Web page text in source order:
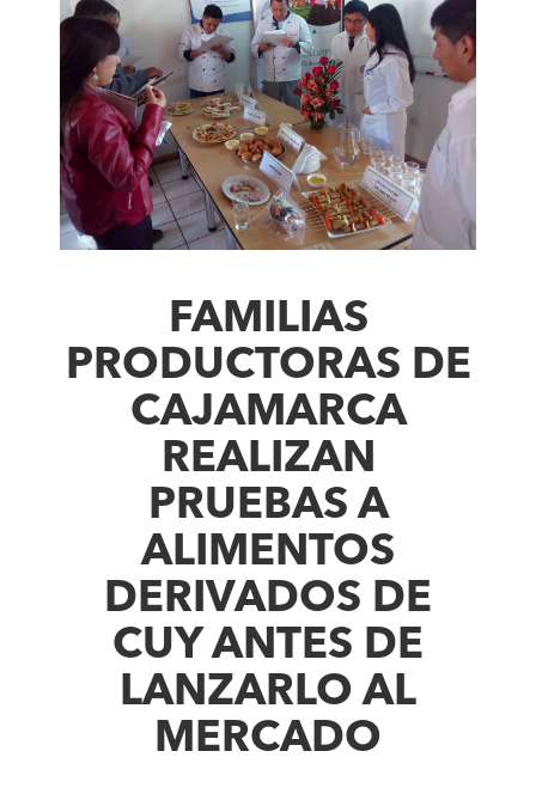
FAMILIAS
PRODUCTORAS DE
CAJAMARCA
REALIZAN
PRUEBAS A
ALIMENTOS
DERIVADOS DE
CUY ANTES DE
LANZARLO AL
MERCADO